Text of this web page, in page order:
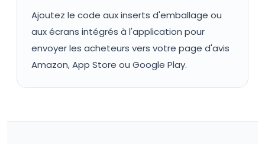
Ajoutez le code aux inserts d'emballage ou
aux écrans intégrés à l'application pour
envoyer les acheteurs vers votre page d'avis
Amazon, App Store ou Google Play.